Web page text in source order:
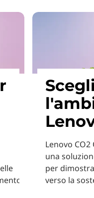
Lenovo
una
per
verso la